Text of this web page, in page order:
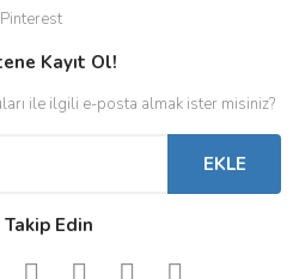
Pinterest
Kayıt Ol!
ile ilgili e-posta almak ister misiniz?
EKLE
Takip Edin